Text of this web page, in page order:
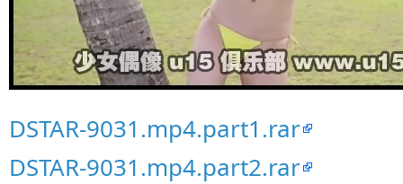
DSTAR-9031.mp4.part1.rar
DSTAR-9031.mp4.part2.rar